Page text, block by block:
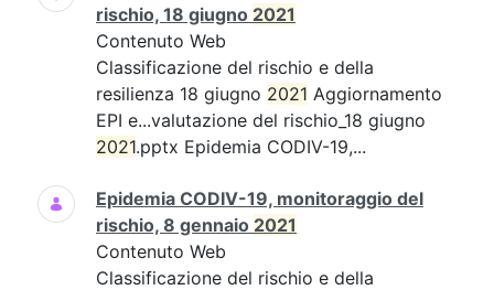
rischio, 18 giugno 2021
Contenuto Web
Classificazione del rischio e della
resilienza 18 giugno 2021 Aggiornamento
EPI e...valutazione del rischio_18 giugno
2021.pptx Epidemia CODIV-19,...
Epidemia CODIV-19, monitoraggio del
rischio, 8 gennaio 2021
Contenuto Web
Classificazione del rischio e della